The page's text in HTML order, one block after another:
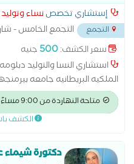
إستشاري تخصصنساء وتوليد
التجمع
المستشفي الجوي...سعر الكشف:500 جنيه
استشاري النسا والتوليد
الملكيه البريطانيه جامعه
الانابيب متخصصة فى ( الولادة
المبايض- المناظير - الحقن
متاحة النهاردة من 9:00 مساءً
الكشف
دكتورة شيماء